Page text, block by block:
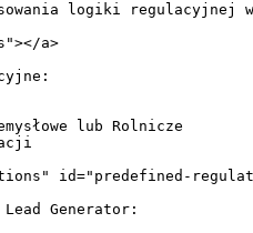
logiki regulacyjnej
a>
lub Rolnicze
id="predefined-
Generator: